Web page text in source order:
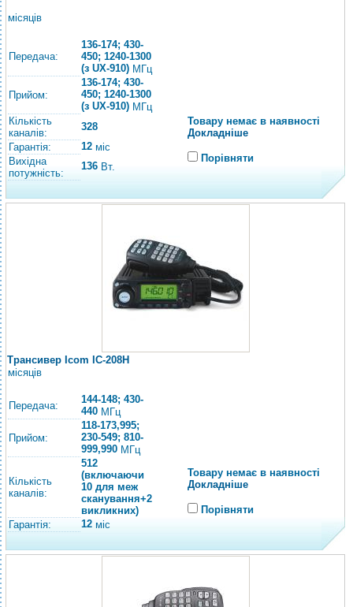
місяців
Передача:
136-174; 430-
450; 1240-1300
(з UX-910) МГц
Прийом:
136-174; 430-
450; 1240-1300
(з UX-910) МГц
Кількість
каналів:
328
Гарантія:
12 міс
Вихідна
потужність:
136 Вт.
Товару немає в наявності
Докладніше
Порівняти
Трансивер Icom IC-208H
місяців
Передача:
144-148; 430-
440 МГц
Прийом:
118-173,995;
230-549; 810-
999,990 МГц
Кількість
каналів:
512
(включаючи
10 для меж
сканування+2
викликних)
Гарантія:
12 міс
Товару немає в наявності
Докладніше
Порівняти